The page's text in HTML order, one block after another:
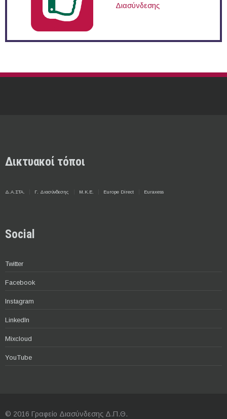
Διασύνδεσης
Δικτυακοί τόποι
Δ.Α.ΣΤΑ. Γ. Διασύνδεσης Μ.Κ.Ε. Europe Direct Euraxess
Social
Twitter
Facebook
Instagram
LinkedIn
Mixcloud
YouTube
© 2016 Γραφείο Διασύνδεσης Δ.Π.Θ.